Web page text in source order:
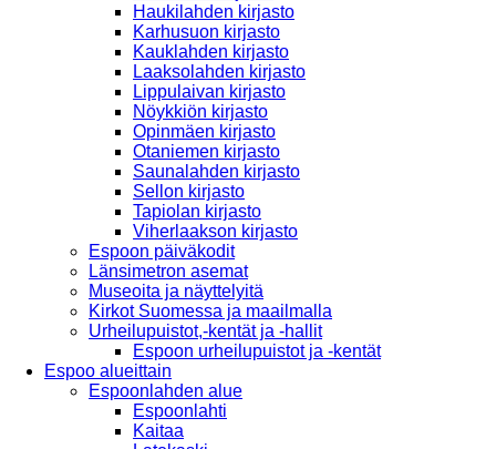
Haukilahden kirjasto
Karhusuon kirjasto
Kauklahden kirjasto
Laaksolahden kirjasto
Lippulaivan kirjasto
Nöykkiön kirjasto
Opinmäen kirjasto
Otaniemen kirjasto
Saunalahden kirjasto
Sellon kirjasto
Tapiolan kirjasto
Viherlaakson kirjasto
Espoon päiväkodit
Länsimetron asemat
Museoita ja näyttelyitä
Kirkot Suomessa ja maailmalla
Urheilupuistot,-kentät ja -hallit
Espoon urheilupuistot ja -kentät
Espoo alueittain
Espoonlahden alue
Espoonlahti
Kaitaa